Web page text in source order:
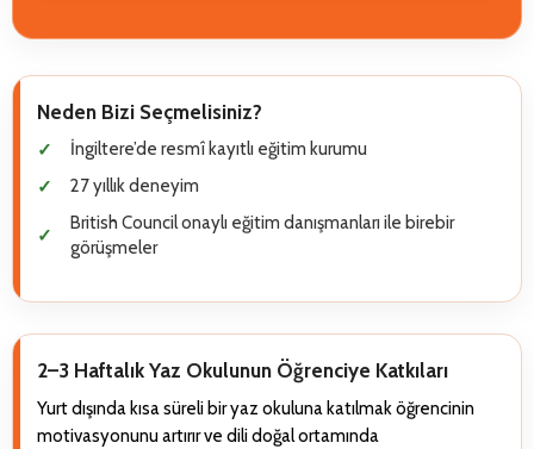
Neden Bizi Seçmelisiniz?
İngiltere’de resmî kayıtlı eğitim kurumu
27 yıllık deneyim
British Council onaylı eğitim danışmanları ile birebir
görüşmeler
2–3 Haftalık Yaz Okulunun Öğrenciye Katkıları
Yurt dışında kısa süreli bir yaz okuluna katılmak öğrencinin
motivasyonunu artırır ve dili doğal ortamında